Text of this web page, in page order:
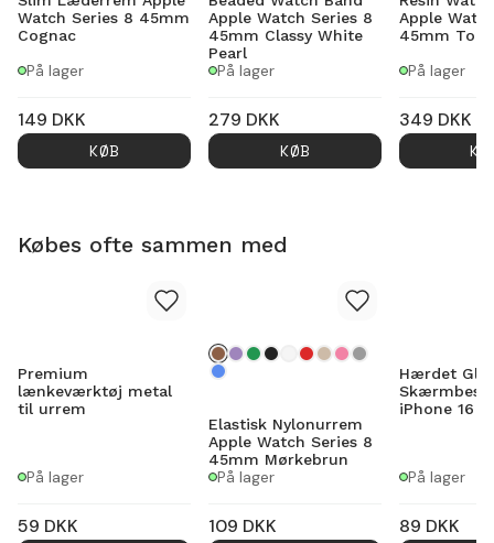
Watch Series 8 45mm
Cognac
På lager
149 DKK
KØB
Apple Watch Series 8
45mm Classy White
Pearl
På lager
279 DKK
KØB
Apple
45mm
På lager
349 DKK
Købes ofte sammen med
Premium
lænkeværktøj metal
til urrem
På lager
59 DKK
Elastisk Nylonurrem
Apple Watch Series 8
45mm Mørkebrun
På lager
109 DKK
Hærdet
iPhone 16
På lager
89 DKK